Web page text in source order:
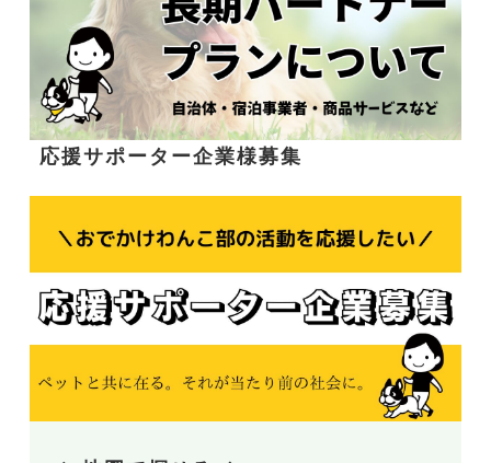
応援サポーター企業様募集